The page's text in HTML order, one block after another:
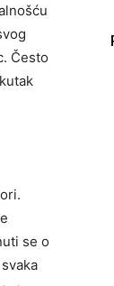
Često
se o